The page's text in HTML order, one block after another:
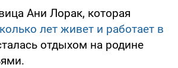
Ани Лорак, которая
лет живет и работает в
отдыхом на родине